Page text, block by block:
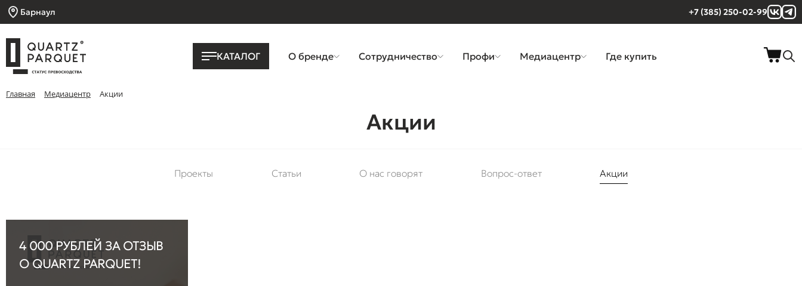
Барнаул +7 (385) 250-02-99
КАТАЛОГ О бренде Сотрудничество Профи Медиацентр Где купить
Главная Медиацентр Акции
Акции
Проекты Статьи О нас говорят Вопрос-ответ Акции
4 000 РУБЛЕЙ ЗА ОТЗЫВ
О QUARTZ PARQUET!